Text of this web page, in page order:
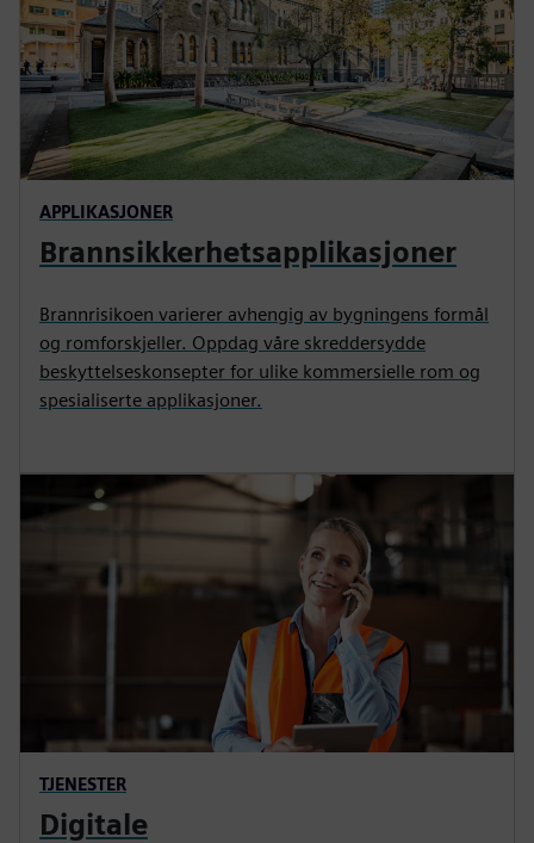
APPLIKASJONER
Brannsikkerhetsapplikasjoner
Brannrisikoen varierer avhengig av bygningens formål
og romforskjeller. Oppdag våre skreddersydde
beskyttelseskonsepter for ulike kommersielle rom og
spesialiserte applikasjoner.
TJENESTER
Digitale